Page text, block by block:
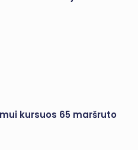
kursuos 65 maršruto